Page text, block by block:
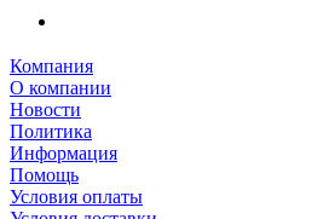
Компания
О компании
Новости
Политика
Информация
Помощь
Условия оплаты